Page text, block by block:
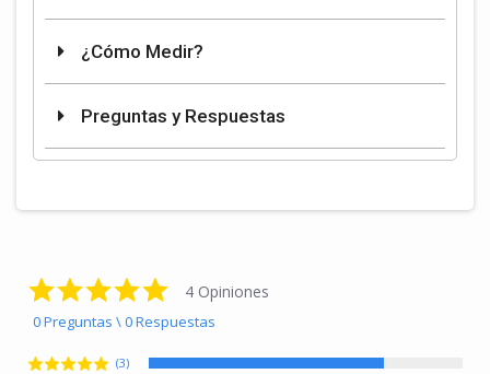
¿Cómo Medir?
Preguntas y Respuestas
4.8 star rating
4 Opiniones
0 Preguntas \ 0 Respuestas
(3)